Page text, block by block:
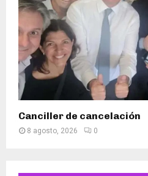
Canciller de cancelación
8 agosto, 2026 0